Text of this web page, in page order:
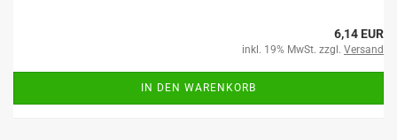
6,14 EUR
inkl. 19% MwSt. zzgl. Versand
IN DEN WARENKORB